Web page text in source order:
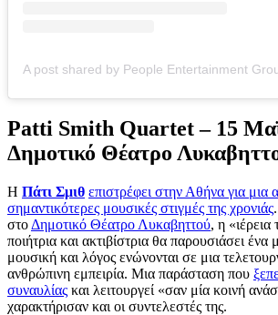
Patti Smith Quartet – 15
Δημοτικό Θέατρο
Η Πάτι Σμιθ επιστρέφει στην Αθήνα για μια
σημαντικότερες μουσικές στιγμές της χρονιάς
στο Δημοτικό Θέατρο Λυκαβηττού, η
ποιήτρια και ακτιβίστρια θα παρουσιάσει
μουσική και λόγος ενώνονται σε μια
ανθρώπινη εμπειρία. Μια παράσταση που
συναυλίας και λειτουργεί «σαν μία κοινή
χαρακτήρισαν και οι συντελεστές της.